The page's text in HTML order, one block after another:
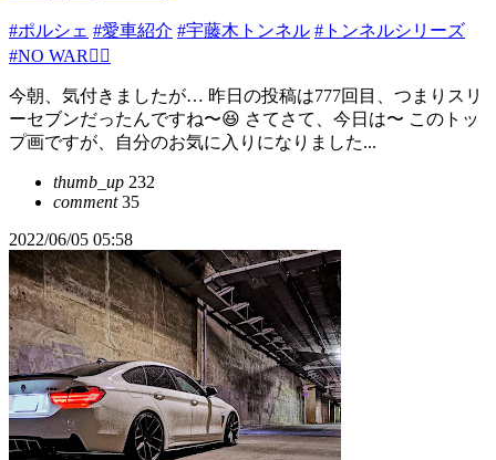
#ポルシェ #愛車紹介 #宇藤木トンネル #トンネルシリーズ
#NO WAR🙅‍♂️
今朝、気付きましたが… 昨日の投稿は777回目、つまりスリ
ーセブンだったんですね〜😆 さてさて、今日は〜 このトッ
プ画ですが、自分のお気に入りになりました...
thumb_up 232
comment35
2022/06/05 05:58